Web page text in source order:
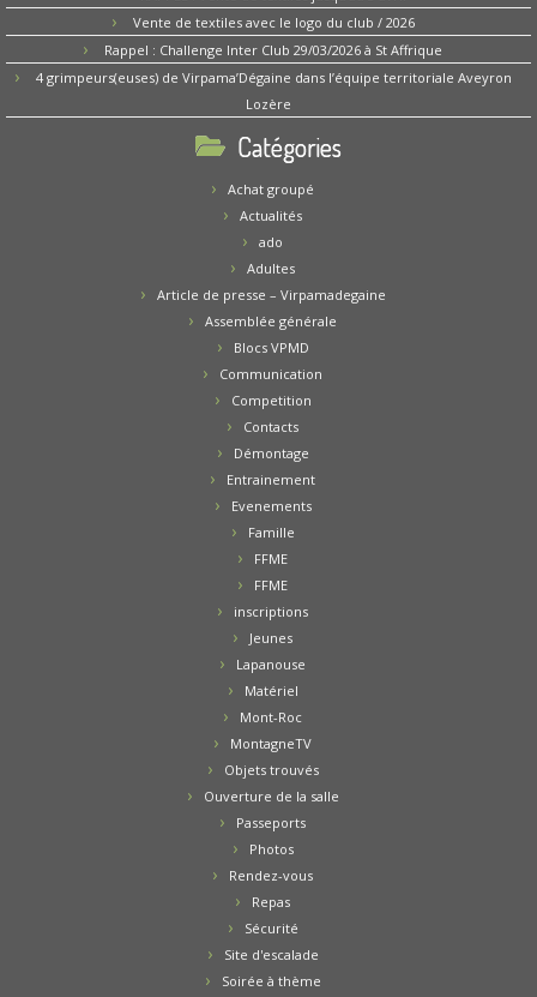
Vente de textiles avec le logo du club / 2026
Rappel : Challenge Inter Club 29/03/2026 à St Affrique
4 grimpeurs(euses) de Virpama’Dégaine dans l’équipe territoriale Aveyron
Lozère
Catégories
Achat groupé
Actualités
ado
Adultes
Article de presse – Virpamadegaine
Assemblée générale
Blocs VPMD
Communication
Competition
Contacts
Démontage
Entrainement
Evenements
Famille
FFME
FFME
inscriptions
Jeunes
Lapanouse
Matériel
Mont-Roc
MontagneTV
Objets trouvés
Ouverture de la salle
Passeports
Photos
Rendez-vous
Repas
Sécurité
Site d'escalade
Soirée à thème